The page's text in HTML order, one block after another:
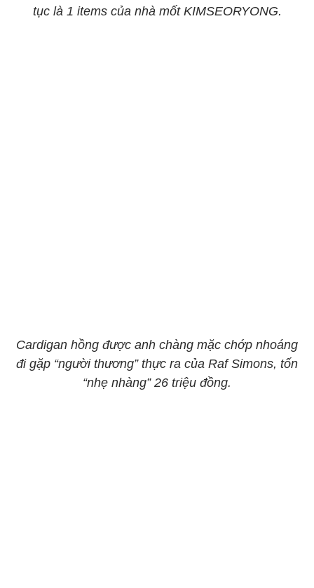
tục là 1 items của nhà mốt KIMSEORYONG.
Cardigan hồng được anh chàng mặc chớp nhoáng
đi gặp “người thương” thực ra của Raf Simons, tốn
“nhẹ nhàng” 26 triệu đồng.